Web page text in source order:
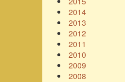
2014
2013
2012
2011
2010
2009
2008